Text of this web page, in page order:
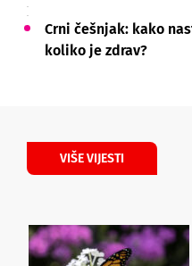
Crni češnjak: kako
koliko je zdrav?
VIŠE VIJESTI